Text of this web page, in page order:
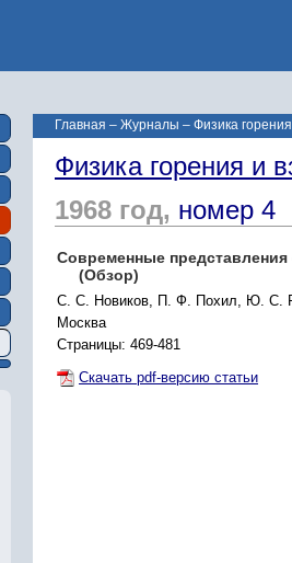
Главная – Журналы – Физика
Физика горения и
1968 год, номер 4
Современные
(Обзор)
C. С. Новиков, П. Ф. Похил, Ю. С.
Москва
Страницы: 469-481
Скачать pdf-версию статьи